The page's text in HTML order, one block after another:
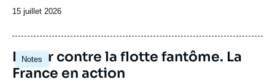
Date
publication
15 juillet 2026
Notes
Image
principale
Lutter contre la flotte fantôme. La
France en action